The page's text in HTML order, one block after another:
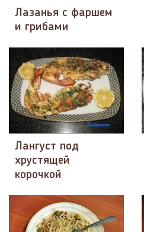
Лазанья с фаршем
и грибами
Лангуст под
хрустящей
корочкой